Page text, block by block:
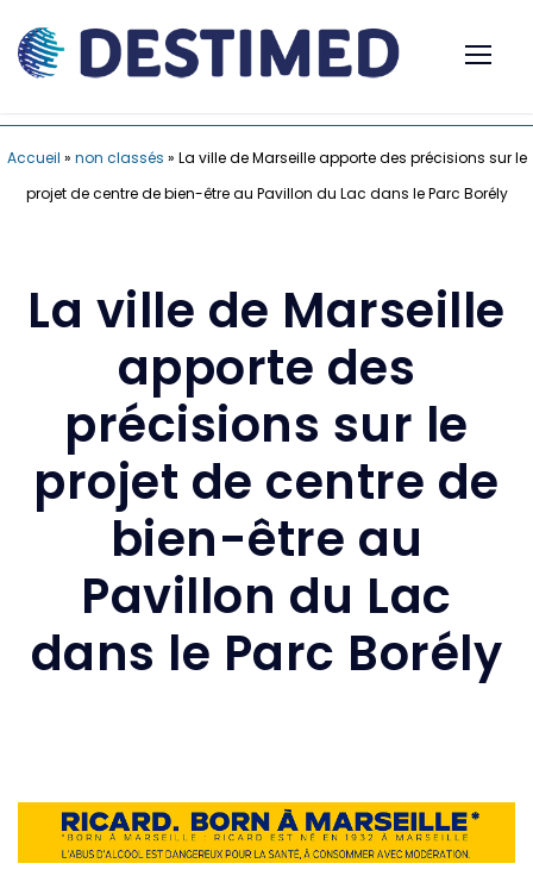
Accueil » non classés » La ville de Marseille apporte des précisions sur le
projet de centre de bien-être au Pavillon du Lac dans le Parc Borély
La ville de Marseille
apporte des
précisions sur le
projet de centre de
bien-être au
Pavillon du Lac
dans le Parc Borély